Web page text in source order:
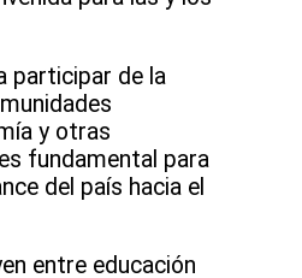
participar de la
y otras
fundamental para
del país hacia el
entre educación